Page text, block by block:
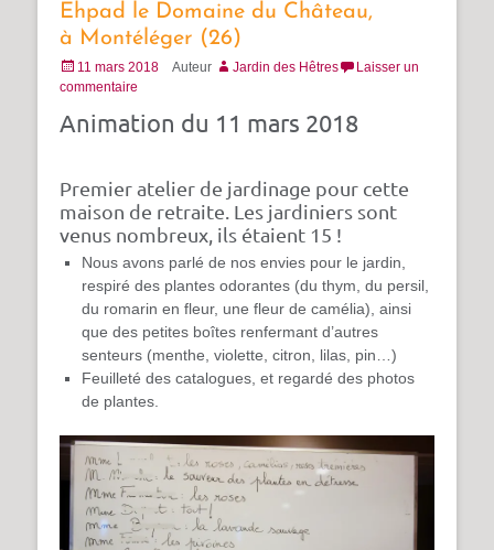
Ehpad le Domaine du Château,
à Montéléger (26)
Posté
le
11 mars 2018 Auteur Jardin des Hêtres
Laisser un
commentaire
Animation du 11 mars 2018
Premier atelier de jardinage pour cette
maison de retraite. Les jardiniers sont
venus nombreux, ils étaient 15 !
Nous avons parlé de nos envies pour le jardin,
respiré des plantes odorantes (du thym, du persil,
du romarin en fleur, une fleur de camélia), ainsi
que des petites boîtes renfermant d’autres
senteurs (menthe, violette, citron, lilas, pin…)
Feuilleté des catalogues, et regardé des photos
de plantes.